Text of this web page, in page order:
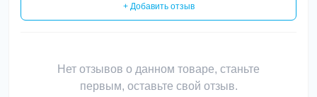
+ Добавить отзыв
Нет отзывов о данном товаре, станьте
первым, оставьте свой отзыв.